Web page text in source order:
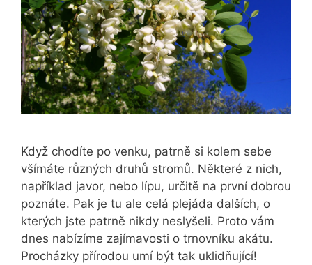
Když chodíte po venku, patrně si kolem sebe
všímáte různých druhů stromů. Některé z nich,
například javor, nebo lípu, určitě na první dobrou
poznáte. Pak je tu ale celá plejáda dalších, o
kterých jste patrně nikdy neslyšeli. Proto vám
dnes nabízíme zajímavosti o trnovníku akátu.
Procházky přírodou umí být tak uklidňující!